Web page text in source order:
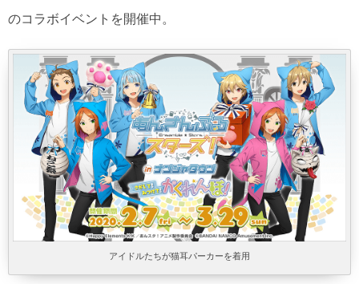
のコラボイベントを開催中。
アイドルたちが猫耳パーカーを着用